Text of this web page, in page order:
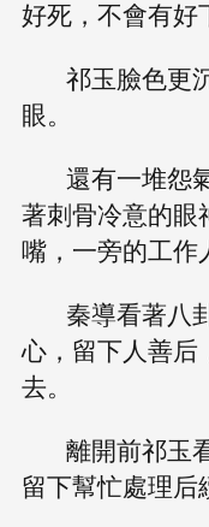
好死，不會有好
祁玉臉色更
眼。
還有一堆怨
著刺骨冷意的眼
嘴，一旁的工作
秦導看著八
心，留下人善后
去。
離開前祁玉
留下幫忙處理后